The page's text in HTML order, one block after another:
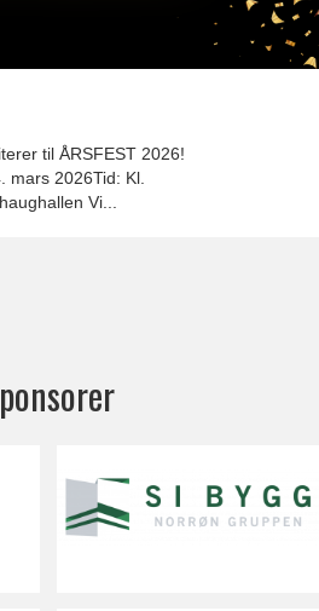
til ÅRSFEST 2026!
mars 2026Tid: Kl.
Vi...